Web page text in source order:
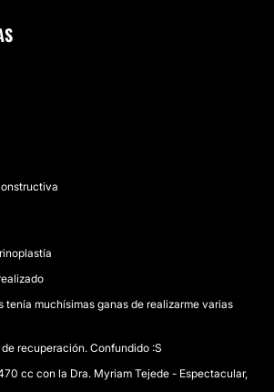
tenía muchísimas ganas de realizarme varias
recuperación. Confundido :S
cc con la Dra. Myriam Tejede - Espectacular,